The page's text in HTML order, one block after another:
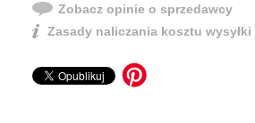
Zobacz opinie o sprzedawcy
Zasady naliczania kosztu wysyłki